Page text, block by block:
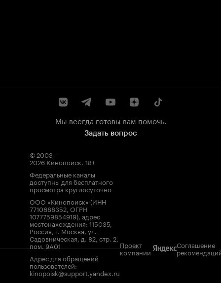
Мы всегда готовы вам помочь.
Задать вопрос
© 2003–
2026 Кинопоиск. 18+
Федеральные каналы
доступны для бесплатного
просмотра круглосуточно
ООО «Кинопоиск» (ИНН
7710688352, ОГРН
1077759854919), адрес
местонахождения: 115035,
Россия, г. Москва, ул.
Садовническая, д. 82, стр. 2,
пом. 9А01
Адрес для обращений
пользователей:
kinopoisk@support.yandex.ru
Проект
компании
Соглашение